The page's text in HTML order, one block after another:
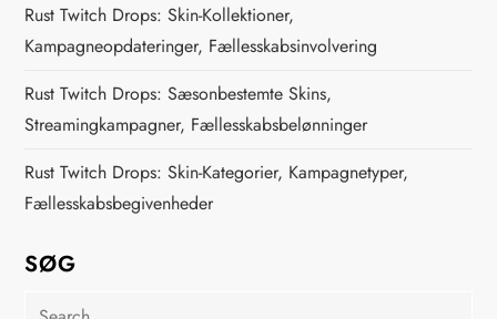
Rust Twitch Drops: Skin-Kollektioner,
Kampagneopdateringer, Fællesskabsinvolvering
Rust Twitch Drops: Sæsonbestemte Skins,
Streamingkampagner, Fællesskabsbelønninger
Rust Twitch Drops: Skin-Kategorier, Kampagnetyper,
Fællesskabsbegivenheder
SØG
Search